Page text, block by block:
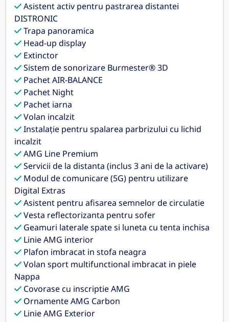
Asistent activ pentru pastrarea distantei
DISTRONIC
Trapa panoramica
Head-up display
Extinctor
Sistem de sonorizare Burmester® 3D
Pachet AIR-BALANCE
Pachet Night
Pachet iarna
Volan incalzit
Instalaţie pentru spalarea parbrizului cu lichid
incalzit
AMG Line Premium
Servicii de la distanta (inclus 3 ani de la activare)
Modul de comunicare (5G) pentru utilizare
Digital Extras
Asistent pentru afisarea semnelor de circulatie
Vesta reflectorizanta pentru sofer
Geamuri laterale spate si luneta cu tenta inchisa
Linie AMG interior
Plafon imbracat in stofa neagra
Volan sport multifunctional imbracat in piele
Nappa
Covorase cu inscriptie AMG
Ornamente AMG Carbon
Linie AMG Exterior